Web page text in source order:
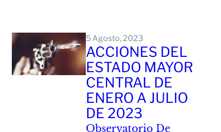
5 Agosto, 2023
ACCIONES DEL
ESTADO MAYOR
CENTRAL DE
ENERO A JULIO
DE 2023
Observatorio De